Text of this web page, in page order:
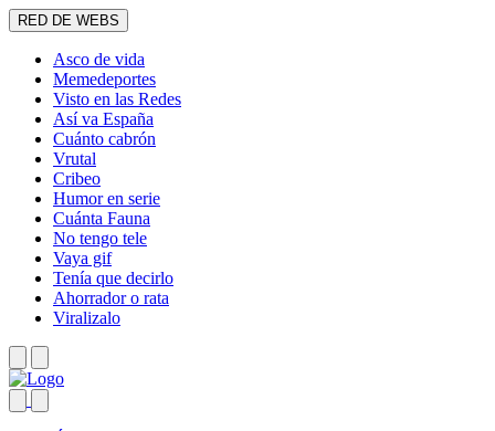
RED DE WEBS
Asco de vida
Memedeportes
Visto en las Redes
Así va España
Cuánto cabrón
Vrutal
Cribeo
Humor en serie
Cuánta Fauna
No tengo tele
Vaya gif
Tenía que decirlo
Ahorrador o rata
Viralizalo